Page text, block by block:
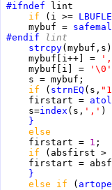
#ifndef
if (i >=
     mybuf =
#endif lint
strcpy
     mybuf[i++] =
     mybuf[i] =
'\0'
s =
if ( strnEQ (s,
     firstart =
atol
     s=
index (s, ',' )
}
else
     firstart =
1
if
(absfirst
firstart
}
else if (